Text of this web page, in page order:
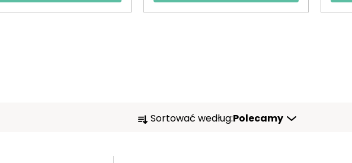
S Sortować według:Polecamy